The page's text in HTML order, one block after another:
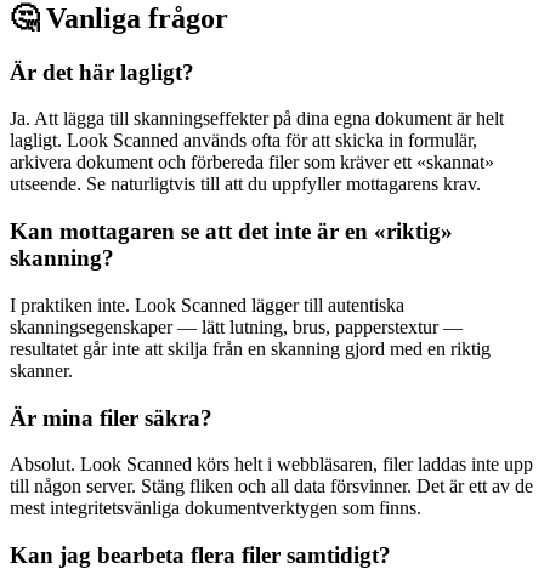
🤔 Vanliga frågor
Är det här lagligt?
Ja. Att lägga till skanningseffekter på dina egna dokument är helt
lagligt. Look Scanned används ofta för att skicka in formulär,
arkivera dokument och förbereda filer som kräver ett «skannat»
utseende. Se naturligtvis till att du uppfyller mottagarens krav.
Kan mottagaren se att det inte är en «riktig»
skanning?
I praktiken inte. Look Scanned lägger till autentiska
skanningsegenskaper — lätt lutning, brus, papperstextur —
resultatet går inte att skilja från en skanning gjord med en riktig
skanner.
Är mina filer säkra?
Absolut. Look Scanned körs helt i webbläsaren, filer laddas inte upp
till någon server. Stäng fliken och all data försvinner. Det är ett av de
mest integritetsvänliga dokumentverktygen som finns.
Kan jag bearbeta flera filer samtidigt?